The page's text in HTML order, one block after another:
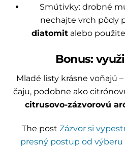
Smútivky: drobné
nechajte vrch pôdy
diatomitalebo
Bonus:
Mladé listy krásne voňajú
čaju, podobne ako
citrusovo-zázvorovú
The post Zázvor si
presný postup od